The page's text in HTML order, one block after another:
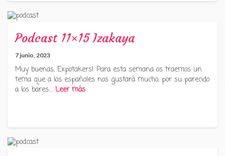
Podcast 11×15 Izakaya
7 junio, 2023
Muy buenas, Expotakers! Para esta semana os traemos un
tema que a los españoles nos gustará mucho, por su parecido
a los bares:… Leer más